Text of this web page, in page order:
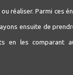
réaliser. Parmi ces
ensuite de
en les comparant